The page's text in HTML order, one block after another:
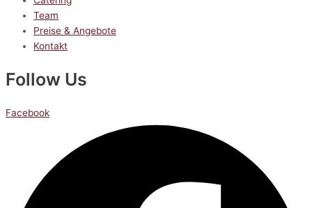
Team
Preise & Angebote
Kontakt
Follow Us
Facebook